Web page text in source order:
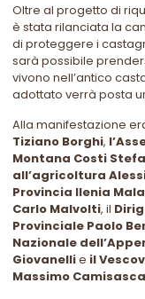
Oltre al progetto di
è stata rilanciata la
di proteggere i
sarà possibile
vivono nell’antico
adottato verrà posta
Alla manifestazione
Tiziano Borghi,
Montana Costi
all’agricoltura
Provincia Ilenia
Carlo Malvolti, il
Provinciale Paolo
Nazionale
Giovanellie il
Massimo Camisasca